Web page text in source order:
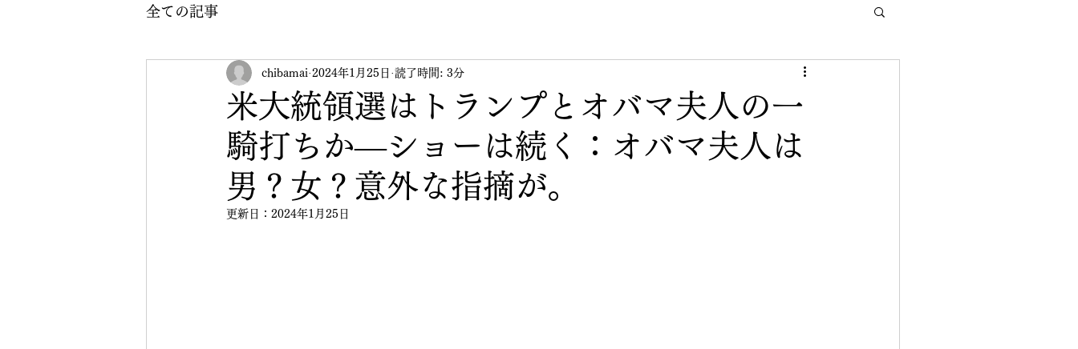
全ての記事
米大統領選はトランプとオバマ夫人の一
騎打ちか―ショーは続く：オバマ夫人は
男？女？意外な指摘が。
chibamai 2024年1月25日 読了時間: 3分
更新日： 2024年1月25日